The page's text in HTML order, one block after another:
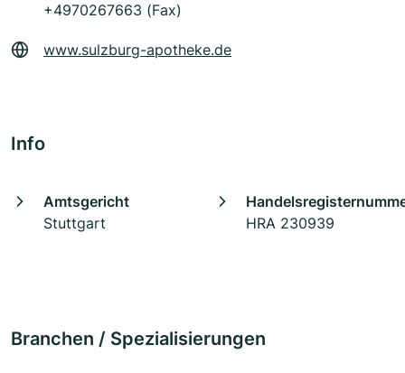
+4970267663 (Fax)
www.sulzburg-apotheke.de
Info
Amtsgericht
Stuttgart
HRA 230939
Branchen / Spezialisierungen